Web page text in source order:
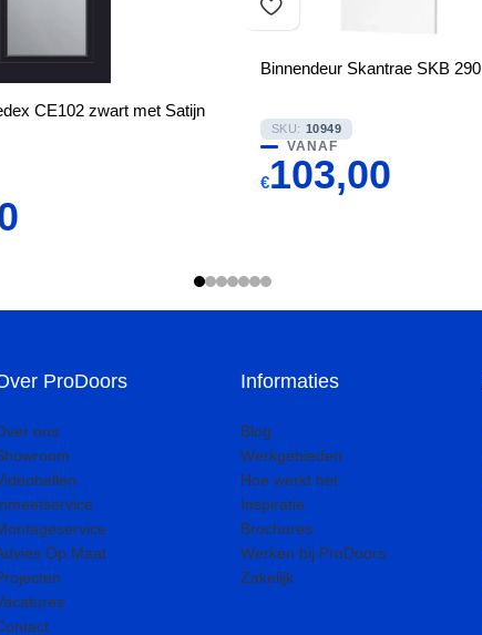
CE102 zwart met Satijn
Binnendeur Skantrae SKB 290
SKU: 10949
VANAF
€103,00
ProDoors
ons
Op Maat
Informaties
Blog
Werkgebieden
Hoe werkt het
Inspiratie
Brochures
Werken bij ProDoors
Zakelijk